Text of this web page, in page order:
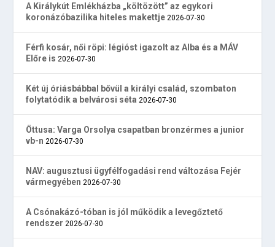
A Királykút Emlékházba „költözött” az egykori
koronázóbazilika hiteles makettje 2026-07-30
Férfi kosár, női röpi: légióst igazolt az Alba és a MÁV
Előre is 2026-07-30
Két új óriásbábbal bővül a királyi család, szombaton
folytatódik a belvárosi séta 2026-07-30
Öttusa: Varga Orsolya csapatban bronzérmes a junior
vb-n 2026-07-30
NAV: augusztusi ügyfélfogadási rend változása Fejér
vármegyében 2026-07-30
A Csónakázó-tóban is jól működik a levegőztető
rendszer 2026-07-30